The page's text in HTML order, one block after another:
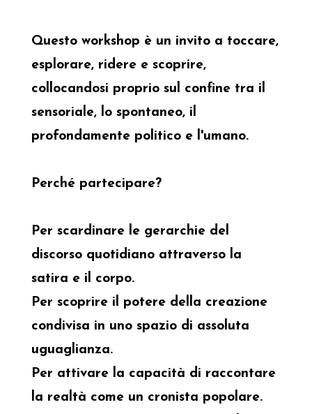
Questo workshop è un invito a toccare,
esplorare, ridere e scoprire,
collocandosi proprio sul confine tra il
sensoriale, lo spontaneo, il
profondamente politico e l'umano.
Perché partecipare?
Per scardinare le gerarchie del
discorso quotidiano attraverso la
satira e il corpo.
Per scoprire il potere della creazione
condivisa in uno spazio di assoluta
uguaglianza.
Per attivare la capacità di raccontare
la realtà come un cronista popolare.